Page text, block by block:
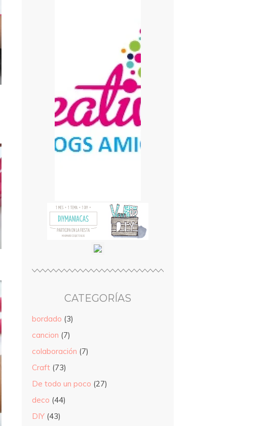
CATEGORÍAS
bordado (3)
cancion (7)
colaboración (7)
Craft (73)
De todo un poco (27)
deco (44)
DIY (43)